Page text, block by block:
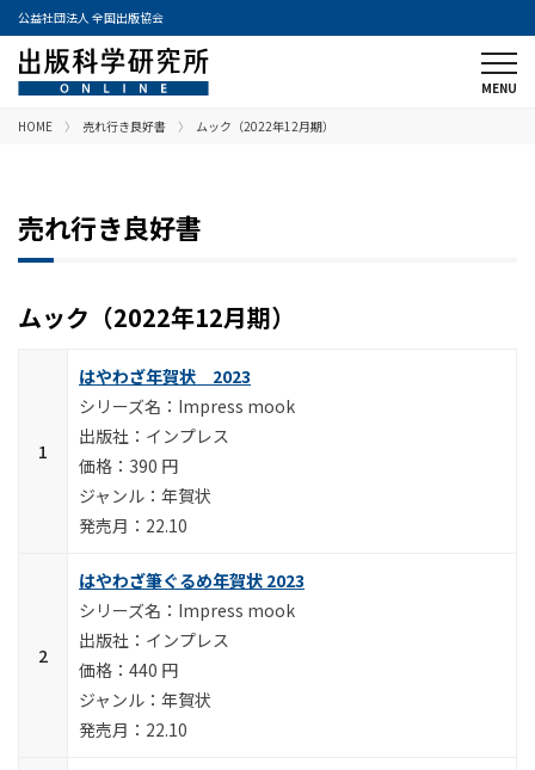
公益社団法人 全国出版協会
HOME 売れ行き良好書 ムック（2022年12月期）
売れ行き良好書
ムック（2022年12月期）
はやわざ年賀状 2023
Impress mook
インプレス
390 円
年賀状
22.10
はやわざ筆ぐるめ年賀状 2023
Impress mook
インプレス
440 円
年賀状
22.10